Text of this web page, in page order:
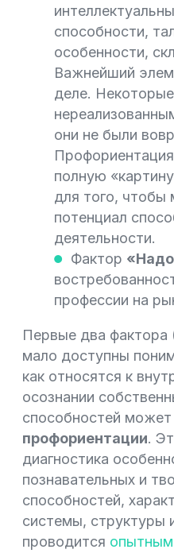
способности,
особенности,
Важнейший
деле.
они не были
полную
для того, чтобы
потенциал
деятельности.
Фактор
профессии на
Первые два фактора
мало доступны
как относятся к
осознании
способностей
профориентации.
диагностика
познавательных и
способностей,
системы, структуры
проводится опытным